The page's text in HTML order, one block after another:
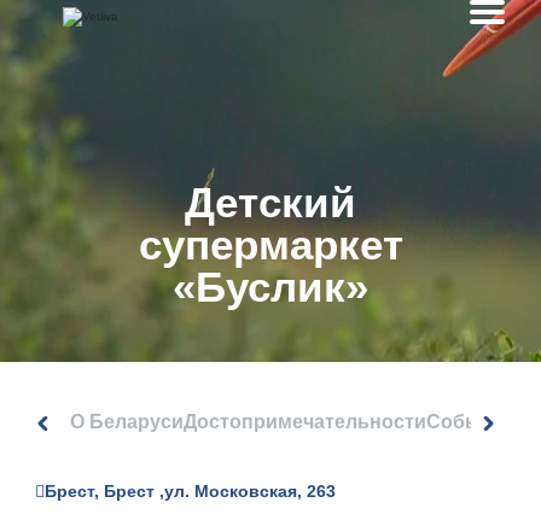
Детский
супермаркет
«Буслик»
О БеларусиДостопримечательностиСобытия
Брест, Брест ,ул. Московская, 263